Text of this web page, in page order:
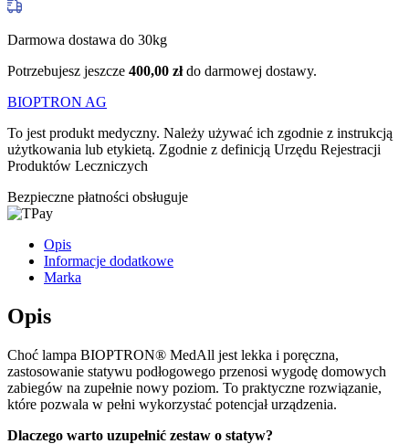
Darmowa dostawa do 30kg
Potrzebujesz jeszcze 400,00 złdo darmowej dostawy.
BIOPTRON AG
To jest produkt medyczny. Należy używać ich zgodnie z instrukcją
użytkowania lub etykietą. Zgodnie z definicją Urzędu Rejestracji
Produktów Leczniczych
Bezpieczne płatności obsługuje
Opis
Informacje dodatkowe
Marka
Opis
Choć lampa BIOPTRON® MedAll jest lekka i poręczna,
zastosowanie statywu podłogowego przenosi wygodę domowych
zabiegów na zupełnie nowy poziom. To praktyczne rozwiązanie,
które pozwala w pełni wykorzystać potencjał urządzenia.
Dlaczego warto uzupełnić zestaw o statyw?